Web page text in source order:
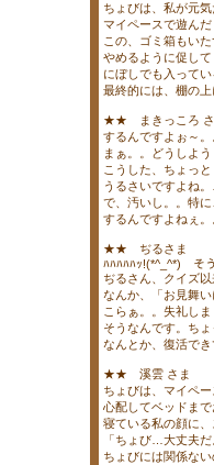
ちょびは、私が元
マイペースで遊ん
この、ゴミ箱もい
やめるように促し
にぼしでも入って
最終的には、棚の
★★ まきっころ
するんですよぉ～
まぁ。。どうしよ
こうした、ちょっ
うるさいですよね
で、汚いし。。特
するんですよねぇ
★★ ぢるさま
ﾊﾊﾊﾊﾊｯ!(*^_^*) そ
ぢるさん、クイズ
なんか、「お見舞
こらぁ。。失礼し
そうなんです。ち
なんとか、復活で
★★ 溪雲 さま
ちょびは、マイペ
心配してベッドま
寝ている私の顔に
「ちょび…大丈夫
ちょびには関係な